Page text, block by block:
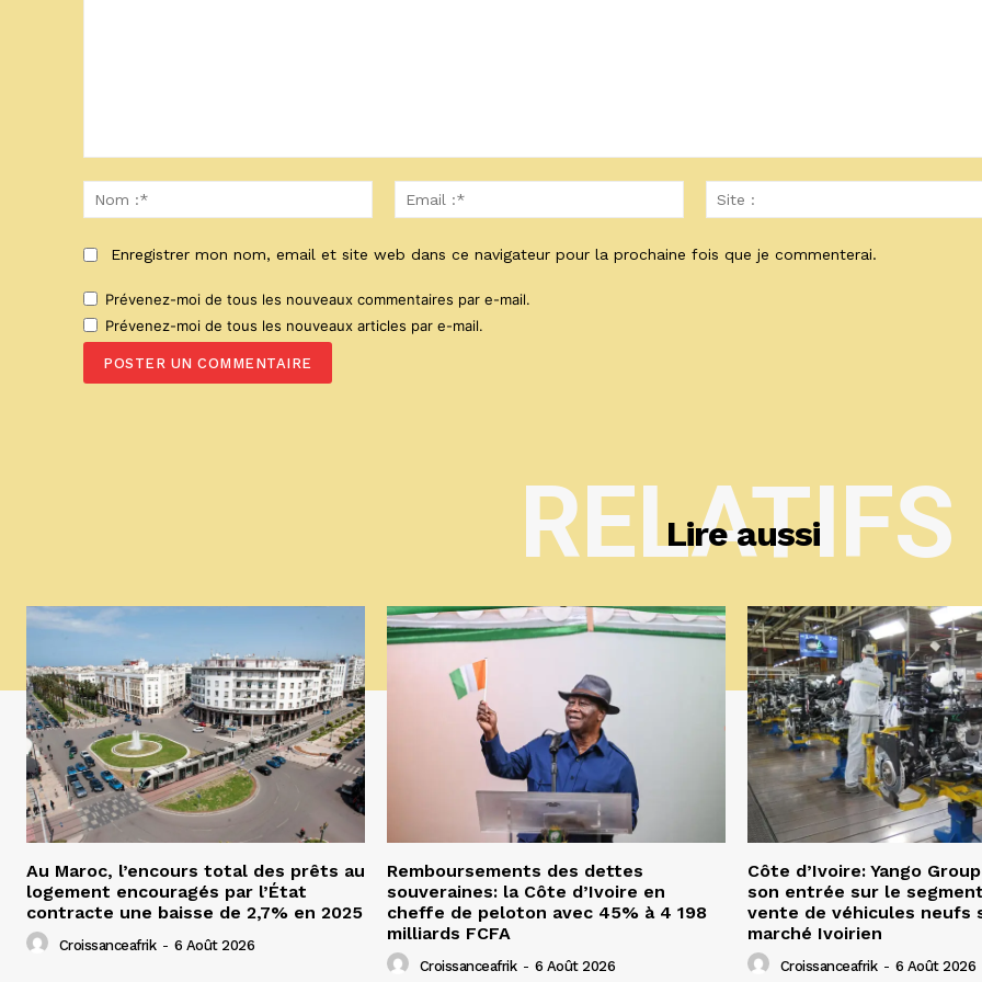
:*
Email
:*
Enregistrer mon nom, email et site web dans ce navigateur pour la prochaine fois que je commenterai.
Prévenez-moi de tous les nouveaux commentaires par e-mail.
Prévenez-moi de tous les nouveaux articles par e-mail.
Lire aussi
RELATIFS
Au Maroc, l’encours total des prêts au
logement encouragés par l’État
contracte une baisse de 2,7% en 2025
Croissanceafrik - 6 Août 2026
Remboursements des dettes
souveraines: la Côte d’Ivoire en
cheffe de peloton avec 45% à 4 198
milliards FCFA
Croissanceafrik - 6 Août 2026
Côte d’Ivoire: Yango
son entrée sur le
vente de véhicules neufs
marché Ivoirien
Croissanceafrik - 6 Août 2026